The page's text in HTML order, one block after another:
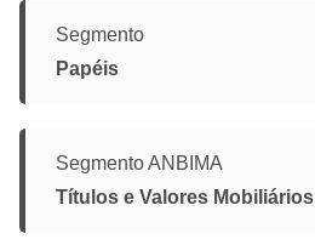
Segmento
Papéis
Segmento ANBIMA
Títulos e Valores Mobiliários